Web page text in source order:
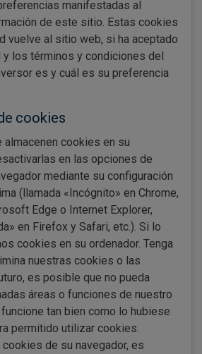
manifestadas al
de este sitio. Estas cookies
vuelve al sitio web, si ha aceptado
los términos y condiciones del
es y cuál es su preferencia
cookies
almacenen cookies en su
en las opciones de
mediante su configuración
(llamada «Incógnito» en Chrome,
Edge o Internet Explorer,
en Firefox y Safari, etc.). Si lo
cookies en su ordenador. Tenga
nuestras cookies o las
es posible que no pueda
áreas o funciones de nuestro
tan bien como lo hubiese
permitido utilizar cookies.
de su navegador, es